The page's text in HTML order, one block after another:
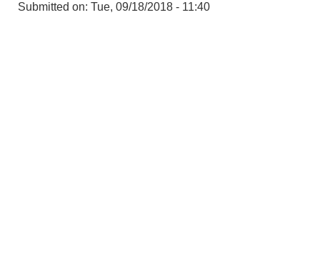
Submitted on: Tue, 09/18/2018 - 11:40